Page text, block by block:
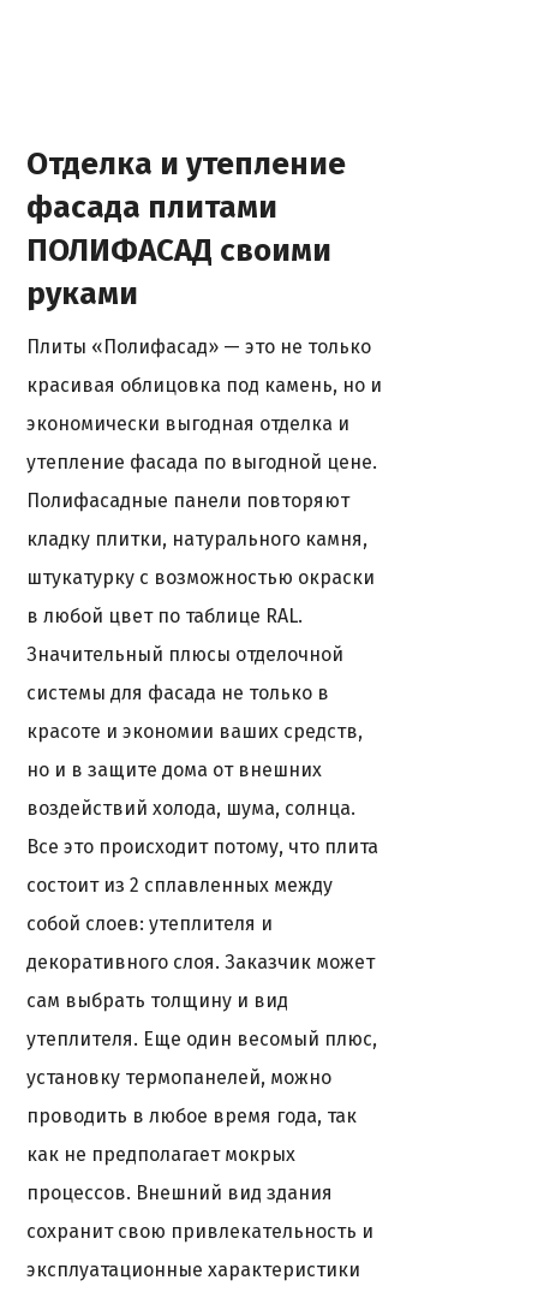
Отделка и утепление
фасада плитами
ПОЛИФАСАД своими
руками
Плиты «Полифасад» — это не только
красивая облицовка под камень, но и
экономически выгодная отделка и
утепление фасада по выгодной цене.
Полифасадные панели повторяют
кладку плитки, натурального камня,
штукатурку с возможностью окраски
в любой цвет по таблице RAL.
Значительный плюсы отделочной
системы для фасада не только в
красоте и экономии ваших средств,
но и в защите дома от внешних
воздействий холода, шума, солнца.
Все это происходит потому, что плита
состоит из 2 сплавленных между
собой слоев: утеплителя и
декоративного слоя. Заказчик может
сам выбрать толщину и вид
утеплителя. Еще один весомый плюс,
установку термопанелей, можно
проводить в любое время года, так
как не предполагает мокрых
процессов. Внешний вид здания
сохранит свою привлекательность и
эксплуатационные характеристики